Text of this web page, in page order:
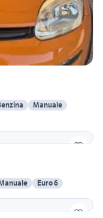
Manuale
Euro 6